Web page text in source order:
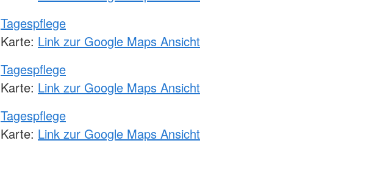
Tagespflege
Karte: Link zur Google Maps Ansicht
Tagespflege
Karte: Link zur Google Maps Ansicht
Tagespflege
Karte: Link zur Google Maps Ansicht